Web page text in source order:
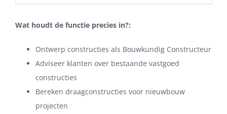
Wat houdt de functie precies in?:
Ontwerp constructies als Bouwkundig Constructeur
Adviseer klanten over bestaande vastgoed
constructies
Bereken draagconstructies voor nieuwbouw
projecten